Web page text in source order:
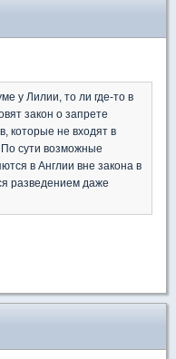
у Лилии, то ли где-то в
закон о запрете
которые не входят в
сути возможные
в Англии вне закона в
разведением даже